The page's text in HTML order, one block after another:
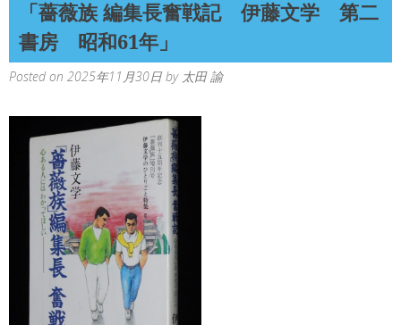
「薔薇族 編集長奮戦記 伊藤文学 第二
書房 昭和61年」
Posted on 2025年11月30日 by 太田 諭